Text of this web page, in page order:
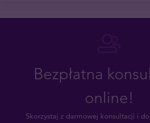
Bezpłatna
online!
Skorzystaj z darmowej konsultacji i